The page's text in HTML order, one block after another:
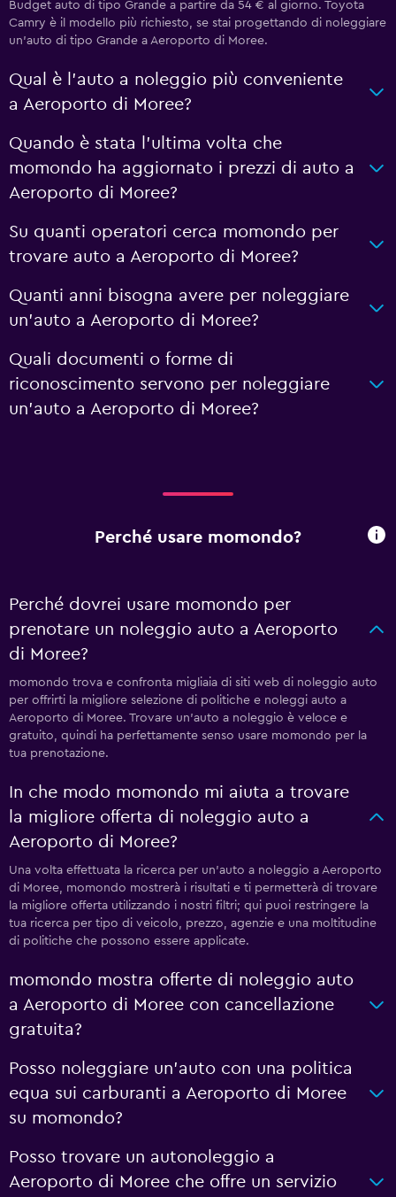
Budget auto di tipo Grande a partire da 54 € al giorno. Toyota
Camry è il modello più richiesto, se stai progettando di noleggiare
un'auto di tipo Grande a Aeroporto di Moree.
Qual è l'auto a noleggio più conveniente
a Aeroporto di Moree?
Quando è stata l'ultima volta che
momondo ha aggiornato i prezzi di auto a
Aeroporto di Moree?
Su quanti operatori cerca momondo per
trovare auto a Aeroporto di Moree?
Quanti anni bisogna avere per noleggiare
un'auto a Aeroporto di Moree?
Quali documenti o forme di
riconoscimento servono per noleggiare
un'auto a Aeroporto di Moree?
Perché usare momondo?
Perché dovrei usare momondo per
prenotare un noleggio auto a Aeroporto
di Moree?
momondo trova e confronta migliaia di siti web di noleggio auto
per offrirti la migliore selezione di politiche e noleggi auto a
Aeroporto di Moree. Trovare un'auto a noleggio è veloce e
gratuito, quindi ha perfettamente senso usare momondo per la
tua prenotazione.
In che modo momondo mi aiuta a trovare
la migliore offerta di noleggio auto a
Aeroporto di Moree?
Una volta effettuata la ricerca per un'auto a noleggio a Aeroporto
di Moree, momondo mostrerà i risultati e ti permetterà di trovare
la migliore offerta utilizzando i nostri filtri; qui puoi restringere la
tua ricerca per tipo di veicolo, prezzo, agenzie e una moltitudine
di politiche che possono essere applicate.
momondo mostra offerte di noleggio auto
a Aeroporto di Moree con cancellazione
gratuita?
Posso noleggiare un'auto con una politica
equa sui carburanti a Aeroporto di Moree
su momondo?
Posso trovare un autonoleggio a
Aeroporto di Moree che offre un servizio